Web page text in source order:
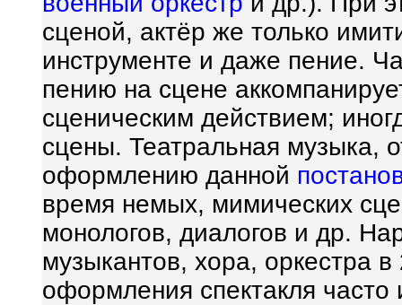
сценой, актёр же только
инструменте и даже пение.
пению на сцене
сценическим действием;
сцены. Театральная музыка,
оформлению данной
время немых, мимических
монологов, диалогов и др.
музыкантов, хора, оркестра
оформления спектакля часто